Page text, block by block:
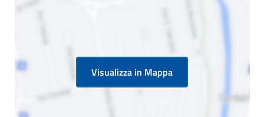
Visualizza in Mappa